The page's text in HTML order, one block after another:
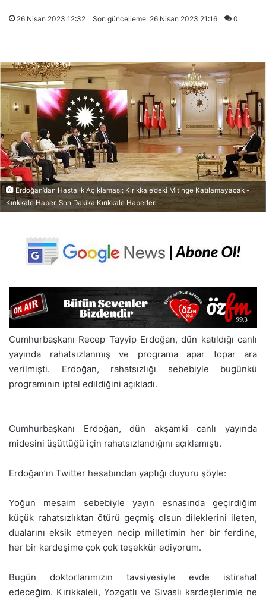
26 Nisan 2023 12:32 Son güncelleme: 26 Nisan 2023 21:16 0
Erdoğan’dan Hastalık Açıklaması: Kırıkkale’deki Mitinge Katılamayacak -
Kırıkkale Haber, Son Dakika Kırıkkale Haberleri
Cumhurbaşkanı Recep Tayyip Erdoğan, dün katıldığı canlı
yayında rahatsızlanmış ve programa apar topar ara
verilmişti. Erdoğan, rahatsızlığı sebebiyle bugünkü
programının iptal edildiğini açıkladı.
Cumhurbaşkanı Erdoğan, dün akşamki canlı yayında
midesini üşüttüğü için rahatsızlandığını açıklamıştı.
Erdoğan’ın Twitter hesabından yaptığı duyuru şöyle:
Yoğun mesaim sebebiyle yayın esnasında geçirdiğim
küçük rahatsızlıktan ötürü geçmiş olsun dileklerini ileten,
dualarını eksik etmeyen necip milletimin her bir ferdine,
her bir kardeşime çok çok teşekkür ediyorum.
Bugün doktorlarımızın tavsiyesiyle evde istirahat
edeceğim. Kırıkkaleli, Yozgatlı ve Sivaslı kardeşlerimle ne